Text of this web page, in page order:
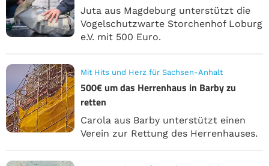
Juta aus Magdeburg unterstützt die
Vogelschutzwarte Storchenhof Loburg
e.V. mit 500 Euro.
Mit Hits und Herz für Sachsen-Anhalt
500€ um das Herrenhaus in Barby zu
retten
Carola aus Barby unterstützt einen
Verein zur Rettung des Herrenhauses.